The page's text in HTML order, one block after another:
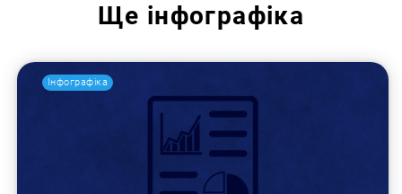
Ще інфографіка
Інфографіка